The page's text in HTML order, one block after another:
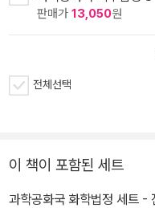
판매가 13,050원
전체선택
이 책이 포함된 세트
과학공화국 화학법정 세트 -